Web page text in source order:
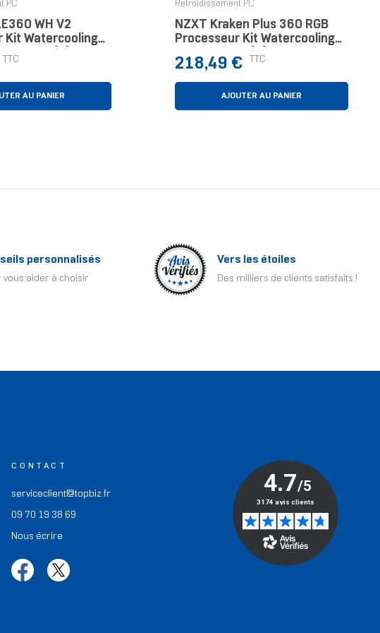
PC
WH V2
Kit Watercooling
1 Pièce(s)
TTC
AU PANIER
Refroidissement PC
NZXT Kraken Plus 360 RGB
Processeur Kit Watercooling
Blanc 1 Pièce(s)
Prix
218,49 € TTC
AJOUTER AU PANIER
personnalisés
vous aider à choisir
Vers les étoiles
Des milliers de clients satisfaits !
CONTACT
serviceclient@topbiz.fr
09 70 19 38 69
Nous écrire